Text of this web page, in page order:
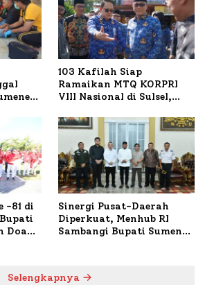
103 Kafilah Siap
Ramaikan MTQ KORPRI
VIII Nasional di Sulsel,
-81 di
Doa
Sinergi Pusat-Daerah
Diperkuat, Menhub RI
Sambangi Bupati Sumenep
Selengkapnya